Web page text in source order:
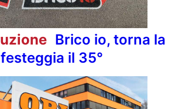
Brico io, torna la
il 35°